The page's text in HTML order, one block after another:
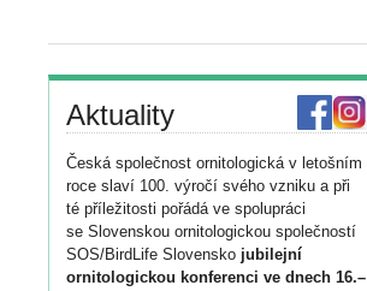
Aktuality
Česká společnost ornitologická v letošním
roce slaví 100. výročí svého vzniku a při
té příležitosti pořádá ve spolupráci
se Slovenskou ornitologickou společností
SOS/BirdLife Slovensko jubilejní
ornitologickou konferenci ve dnech 16.–